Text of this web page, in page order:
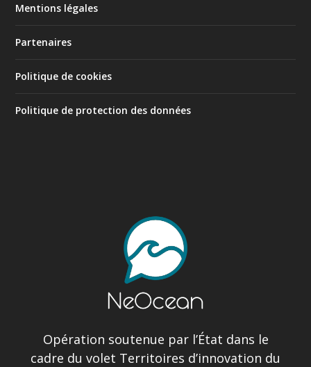
Mentions légales
Partenaires
Politique de cookies
Politique de protection des données
Opération soutenue par l’État dans le
cadre du volet Territoires d’innovation du